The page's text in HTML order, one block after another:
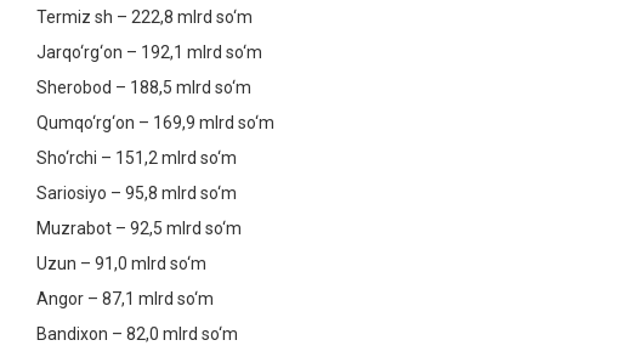
Termiz sh – 222,8 mlrd so‘m
Jarqo‘rg‘on – 192,1 mlrd so‘m
Sherobod – 188,5 mlrd so‘m
Qumqo‘rg‘on – 169,9 mlrd so‘m
Sho‘rchi – 151,2 mlrd so‘m
Sariosiyo – 95,8 mlrd so‘m
Muzrabot – 92,5 mlrd so‘m
Uzun – 91,0 mlrd so‘m
Angor – 87,1 mlrd so‘m
Bandixon – 82,0 mlrd so‘m